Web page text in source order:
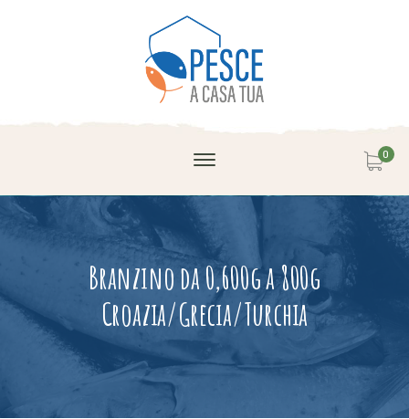
0
Branzino da 0,600g a 800g
Croazia/Grecia/Turchia